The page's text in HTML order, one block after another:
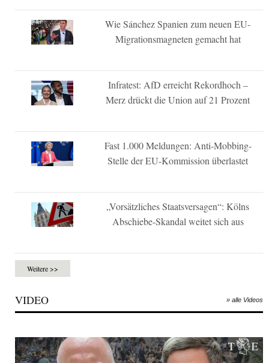
Wie Sánchez Spanien zum neuen EU-
Migrationsmagneten gemacht hat
Infratest: AfD erreicht Rekordhoch –
Merz drückt die Union auf 21 Prozent
Fast 1.000 Meldungen: Anti-Mobbing-
Stelle der EU-Kommission überlastet
„Vorsätzliches Staatsversagen“: Kölns
Abschiebe-Skandal weitet sich aus
Weitere >>
VIDEO » alle Videos